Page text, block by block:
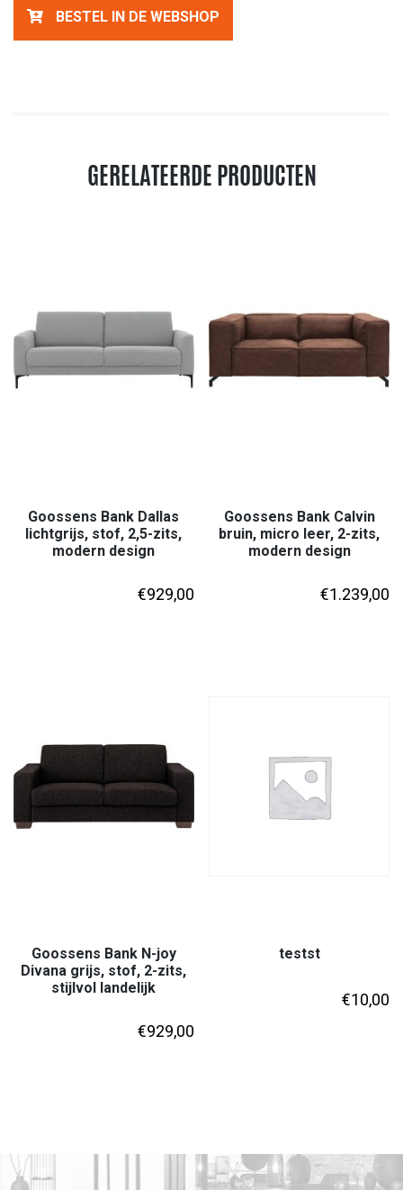
BESTEL IN DE WEBSHOP
GERELATEERDE PRODUCTEN
Goossens Bank Dallas
lichtgrijs, stof, 2,5-zits,
modern design
€929,00
Goossens Bank Calvin
bruin, micro leer, 2-zits,
modern design
€1.239,00
Goossens Bank N-joy
Divana grijs, stof, 2-zits,
stijlvol landelijk
€929,00
testst
€10,00